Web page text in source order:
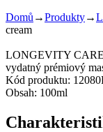
Domů →Produkty→
cream
LONGEVITY CARE
vydatný prémiový
Kód produktu:
Obsah: 100ml